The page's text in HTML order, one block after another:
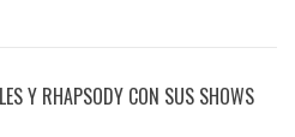
Y RHAPSODY CON SUS SHOWS